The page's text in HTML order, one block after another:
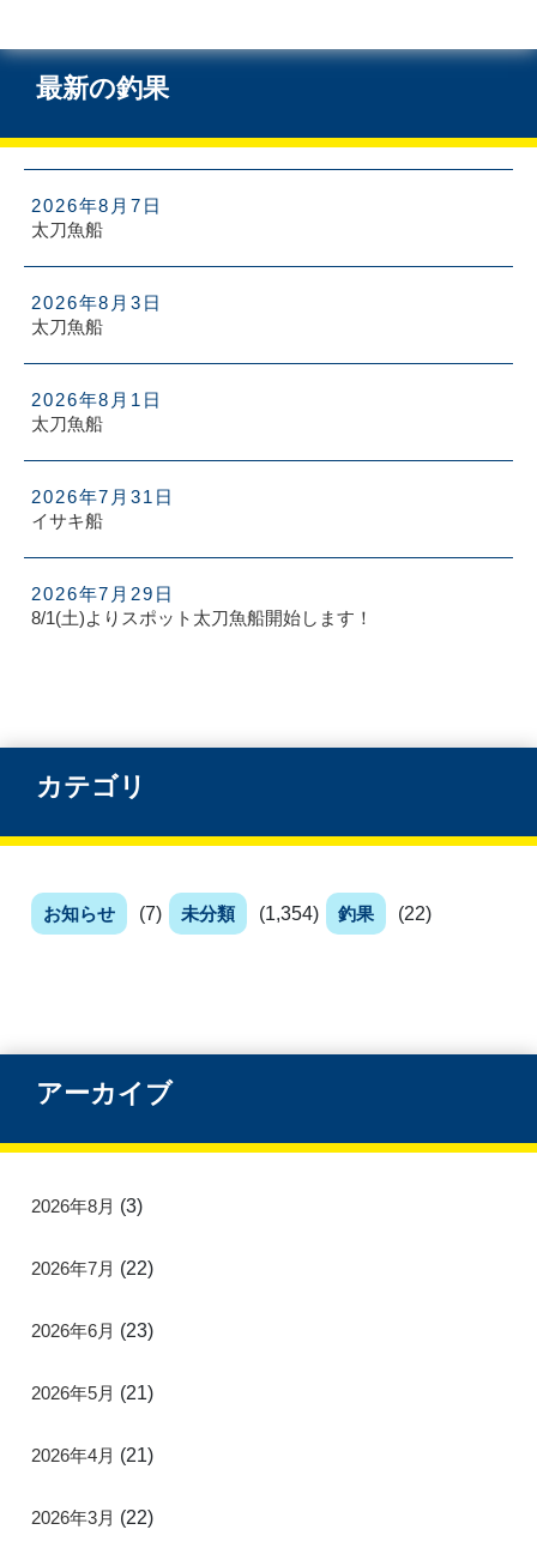
最新の釣果
太刀魚船
2026年8月7日
太刀魚船
2026年8月3日
太刀魚船
2026年8月1日
イサキ船
2026年7月31日
8/1(土)よりスポット太刀魚船開始します！
2026年7月29日
カテゴリ
お知らせ (7) 未分類 (1,354) 釣果 (22)
アーカイブ
2026年8月 (3)
2026年7月 (22)
2026年6月 (23)
2026年5月 (21)
2026年4月 (21)
2026年3月 (22)